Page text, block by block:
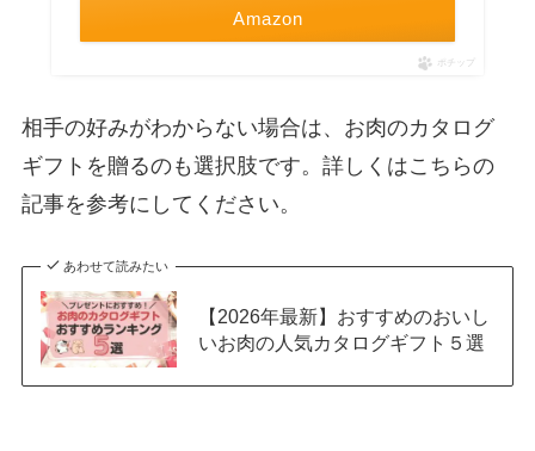
Amazon
ポチップ
相手の好みがわからない場合は、お肉のカタログ
ギフトを贈るのも選択肢です。詳しくはこちらの
記事を参考にしてください。
あわせて読みたい
【2026年最新】おすすめのおいし
いお肉の人気カタログギフト５選